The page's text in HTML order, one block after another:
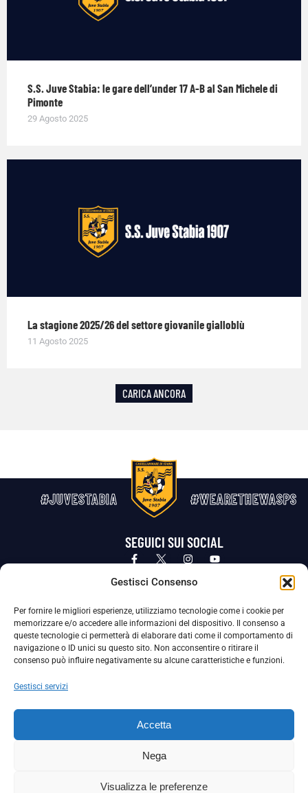
Gestisci Consenso
Per fornire le migliori esperienze, utilizziamo tecnologie come i cookie per
memorizzare e/o accedere alle informazioni del dispositivo. Il consenso a
queste tecnologie ci permetterà di elaborare dati come il comportamento di
navigazione o ID unici su questo sito. Non acconsentire o ritirare il
consenso può influire negativamente su alcune caratteristiche e funzioni.
Gestisci servizi
Accetta
Nega
Visualizza le preferenze
S.S. Juve Stabia: le gare dell’under 17 A-B al San Michele di
Pimonte
29 Agosto 2025
La stagione 2025/26 del settore giovanile gialloblù
11 Agosto 2025
CARICA ANCORA
#JUVESTABIA #WEARETHEWASPS
SEGUICI SUI SOCIAL
Privacy Policy Cookie Policy
La Società ha nominato il Responsabile della Protezione dei Dati Personali (DPO), figura specializzata che vigila sulle modalità
adottate dalla nostra Società per tutelare i Suoi dati personali.
Per contattare il DPO può scrivere a
La Società ha inoltre adottato un proprio Codice Etico, consultabile al seguente link:
Scarica il Codice Etico